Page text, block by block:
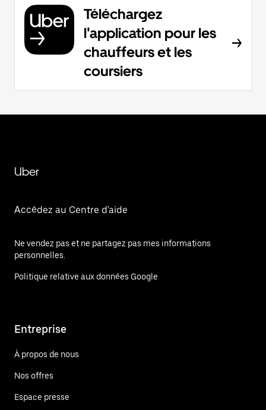
Téléchargez
l'application pour les
chauffeurs et les
coursiers
Uber
Accédez au Centre d'aide
Ne vendez pas et ne partagez pas mes informations
personnelles.
Politique relative aux données Google
Entreprise
À propos de nous
Nos offres
Espace presse